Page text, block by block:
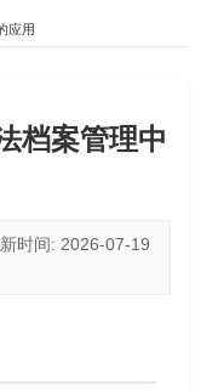
应用
档案管理中
时间: 2026-07-19